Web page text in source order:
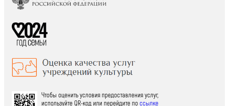
Чтобы оценить условия предоставления услуг,
используйте QR-код или перейдите поссылке